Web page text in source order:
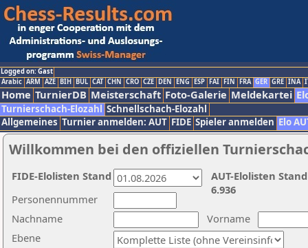
Logged on: Gast
Arabic ARM AZE BIH BUL CAT CHN CRO CZE DEN ENG ESP FAI FIN FRA GER GRE INA
Home TurnierDB Meisterschaft Foto-Galerie Meldekartei
Turnierschach-Elozahl Schnellschach-Elozahl
Allgemeines Turnier anmelden: AUT FIDE Spieler anmelden Elo
Willkommen bei den offiziellen
Nachname
Vorname
Ebene
Personennummer
AUT-Elolisten
6.936
FIDE-Elolisten Stand